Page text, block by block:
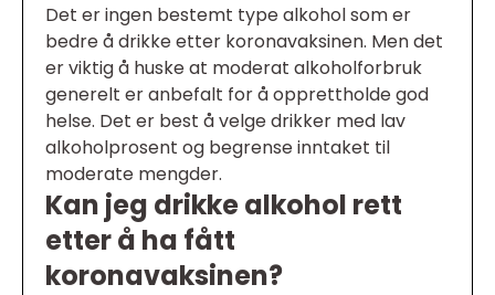
Det er ingen bestemt type alkohol som er
bedre å drikke etter koronavaksinen. Men det
er viktig å huske at moderat alkoholforbruk
generelt er anbefalt for å opprettholde god
helse. Det er best å velge drikker med lav
alkoholprosent og begrense inntaket til
moderate mengder.
Kan jeg drikke alkohol rett
etter å ha fått
koronavaksinen?